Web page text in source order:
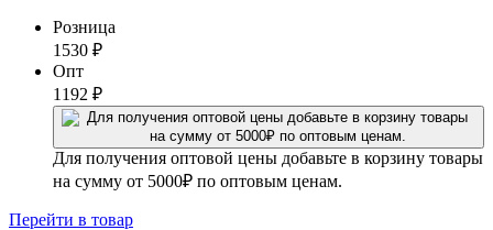
Розница
1530 ₽
Опт
1192 ₽
Для получения оптовой цены добавьте в корзину товары
на сумму от 5000₽ по оптовым ценам.
Перейти в товар